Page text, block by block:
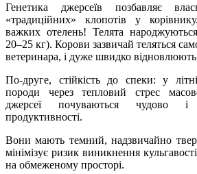
Генетика джерсеїв позбавляє
«традиційних» клопотів у
важких отелень! Телята
20–25 кг). Корови зазвичай теляться
ветеринара, і дуже швидко
По-друге, стійкість до спеки: у
породи через тепловий стрес
джерсеї почуваються чудово
продуктивності.
Вони мають темний, надзвичайно
мінімізує ризик виникнення
на обмеженому просторі.